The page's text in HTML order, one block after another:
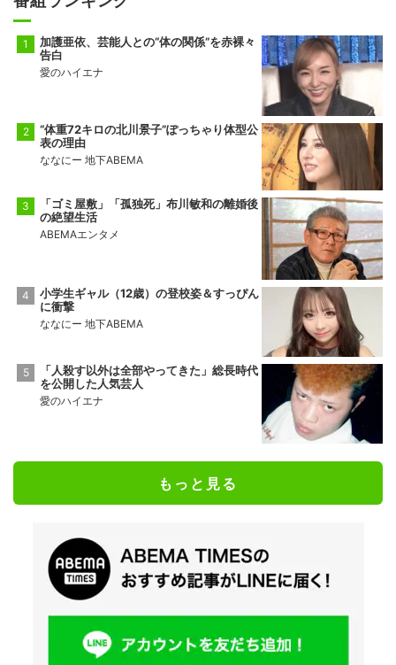
加護亜依、芸能人との“体の関係”を赤裸々
告白
愛のハイエナ
“体重72キロの北川景子”ぽっちゃり体型公
表の理由
ななにー 地下ABEMA
「ゴミ屋敷」「孤独死」布川敏和の離婚後
の絶望生活
ABEMAエンタメ
小学生ギャル（12歳）の登校姿＆すっぴん
に衝撃
ななにー 地下ABEMA
「人殺す以外は全部やってきた」総長時代
を公開した人気芸人
愛のハイエナ
もっと見る